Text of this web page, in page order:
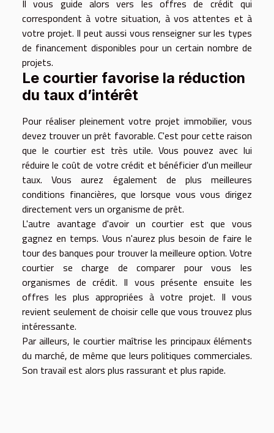
Il vous guide alors vers les offres de crédit qui
correspondent à votre situation, à vos attentes et à
votre projet. Il peut aussi vous renseigner sur les types
de financement disponibles pour un certain nombre de
projets.
Le courtier favorise la réduction
du taux d’intérêt
Pour réaliser pleinement votre projet immobilier, vous
devez trouver un prêt favorable. C'est pour cette raison
que le courtier est très utile. Vous pouvez avec lui
réduire le coût de votre crédit et bénéficier d'un meilleur
taux. Vous aurez également de plus meilleures
conditions financières, que lorsque vous vous dirigez
directement vers un organisme de prêt.
L'autre avantage d'avoir un courtier est que vous
gagnez en temps. Vous n'aurez plus besoin de faire le
tour des banques pour trouver la meilleure option. Votre
courtier se charge de comparer pour vous les
organismes de crédit. Il vous présente ensuite les
offres les plus appropriées à votre projet. Il vous
revient seulement de choisir celle que vous trouvez plus
intéressante.
Par ailleurs, le courtier maîtrise les principaux éléments
du marché, de même que leurs politiques commerciales.
Son travail est alors plus rassurant et plus rapide.